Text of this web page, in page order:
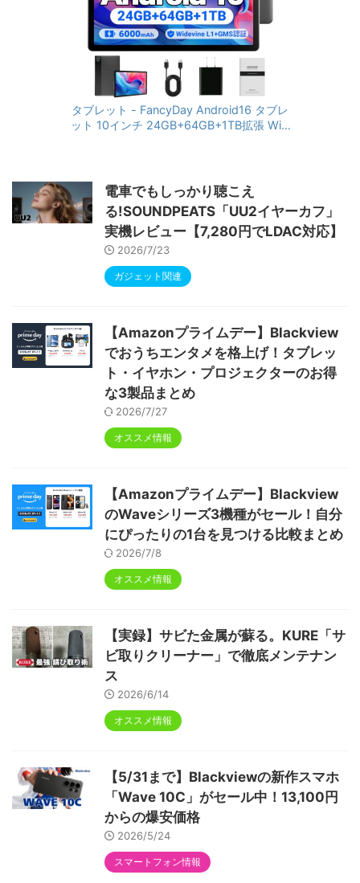
タブレット - FancyDay Android16 タブレ
ット 10インチ 24GB+64GB+1TB拡張 WiFi
RGBライト 児童守護 IPS画面 日本語説明書
電車でもしっかり聴こえ
る!SOUNDPEATS「UU2イヤーカフ」
実機レビュー【7,280円でLDAC対応】
2026/7/23
ガジェット関連
【Amazonプライムデー】Blackview
でおうちエンタメを格上げ！タブレッ
ト・イヤホン・プロジェクターのお得
な3製品まとめ
2026/7/27
オススメ情報
【Amazonプライムデー】Blackview
のWaveシリーズ3機種がセール！自分
にぴったりの1台を見つける比較まとめ
2026/7/8
オススメ情報
【実録】サビた金属が蘇る。KURE「サ
ビ取りクリーナー」で徹底メンテナン
ス
2026/6/14
オススメ情報
【5/31まで】Blackviewの新作スマホ
「Wave 10C」がセール中！13,100円
からの爆安価格
2026/5/24
スマートフォン情報